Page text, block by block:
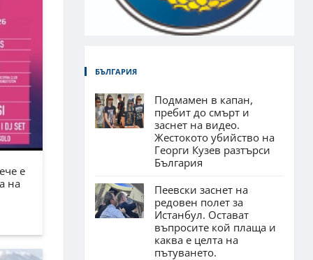
е
на
БЪЛГАРИЯ
Подмамен в капан,
пребит до смърт и
заснет на видео.
Жестокото убийство на
Георги Кузев разтърси
България
Пеевски заснет на
редовен полет за
Истанбул. Остават
въпросите кой плаща и
каква е целта на
пътуването.